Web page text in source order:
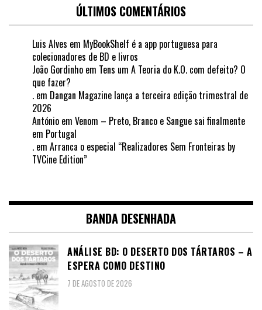
ÚLTIMOS COMENTÁRIOS
Luis Alves em MyBookShelf é a app portuguesa para
colecionadores de BD e livros
João Gordinho em Tens um A Teoria do K.O. com defeito? O
que fazer?
. em Dangan Magazine lança a terceira edição trimestral de
2026
António em Venom – Preto, Branco e Sangue sai finalmente
em Portugal
. em Arranca o especial “Realizadores Sem Fronteiras by
TVCine Edition”
BANDA DESENHADA
ANÁLISE BD: O DESERTO DOS TÁRTAROS – A
ESPERA COMO DESTINO
7 DE AGOSTO DE 2026